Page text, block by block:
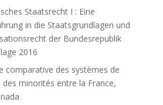
Staatsrecht I : Eine
in die Staatsgrundlagen und
der Bundesrepublik
2016
comparative des systèmes de
minorités entre la France,